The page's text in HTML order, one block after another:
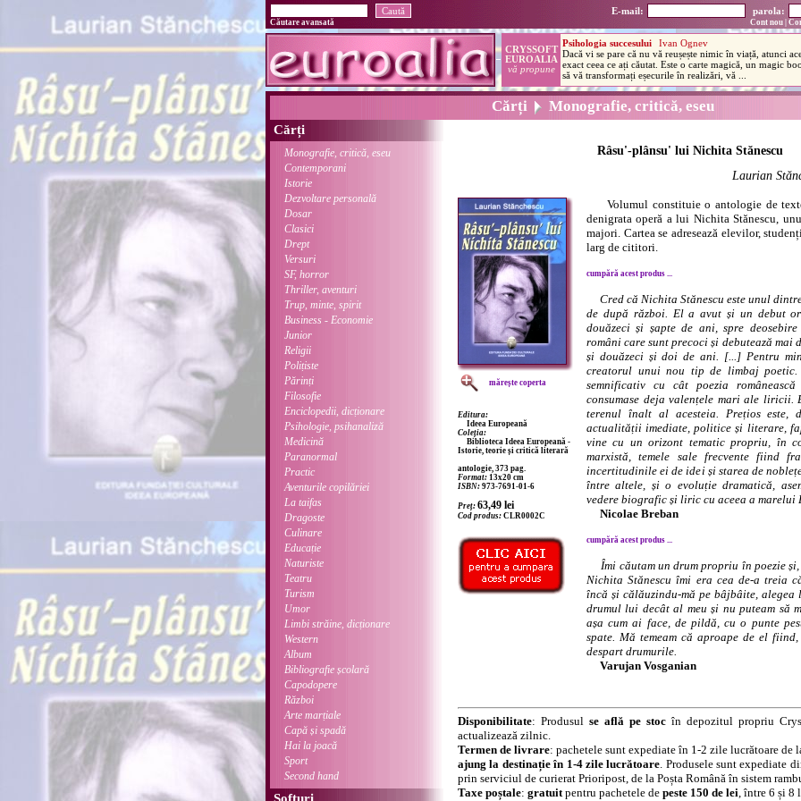
E-mail: parola:
Căutare avansată Cont nou
Cărți Monografie, critică, eseu
Cărți
Monografie, critică, eseu
Contemporani
Istorie
Dezvoltare personală
Dosar
Clasici
Drept
Versuri
SF, horror
Thriller, aventuri
Trup, minte, spirit
Business - Economie
Junior
Religii
Polițiste
Părinți
Filosofie
Enciclopedii, dicționare
Psihologie, psihanaliză
Medicină
Paranormal
Practic
Aventurile copilăriei
La taifas
Dragoste
Culinare
Educație
Naturiste
Teatru
Turism
Umor
Limbi străine, dicționare
Western
Album
Bibliografie școlară
Capodopere
Război
Arte marțiale
Capă și spadă
Hai la joacă
Sport
Second hand
Râsu'-plânsu' lui Nichita Stănescu
Laurian
mărește coperta
Editura:
Ideea Europeană
Coleția:
Biblioteca Ideea Europeană -
Istorie, teorie și critică literară
antologie, 373 pag.
Format: 13x20 cm
ISBN: 973-7691-01-6
Preț: 63,49 lei
Cod produs: CLR0002C
Volumul constituie o antologie de
denigrata operă a lui Nichita Stănescu,
majori. Cartea se adresează elevilor,
larg de cititori.
cumpără acest produs ...
Cred că Nichita Stănescu este unul
de după război. El a avut și un debut
douăzeci și șapte de ani, spre
români care sunt precoci și debutează mai
și douăzeci și doi de ani. [...] Pentru
creatorul unui nou tip de limbaj
semnificativ cu cât poezia
consumase deja valențele mari ale liricii.
terenul înalt al acesteia. Prețios este,
actualității imediate, politice și literare,
vine cu un orizont tematic propriu, în
marxistă, temele sale frecvente fiind
incertitudinile ei de idei și starea de
între altele, și o evoluție dramatică,
vedere biografic și liric cu aceea a marelui
Nicolae Breban
cumpără acest produs ...
Îmi căutam un drum propriu în poezie
Nichita Stănescu îmi era cea de-a treia
încă și călăuzindu-mă pe bâjbâite,
drumul lui decât al meu și nu puteam să
așa cum ai face, de pildă, cu o punte
spate. Mă temeam că aproape de el
despart drumurile.
Varujan Vosganian
Disponibilitate: Produsul se află pe stoc în depozitul propriu
actualizează zilnic.
Termen de livrare: pachetele sunt expediate în 1-2 zile lucrătoare de
ajung la destinație în 1-4 zile lucrătoare. Produsele sunt expediate
prin serviciul de curierat Prioripost, de la Poșta Română în sistem
Taxe poștale: gratuitpentru pachetele de peste 150 de lei, între 6 și 8